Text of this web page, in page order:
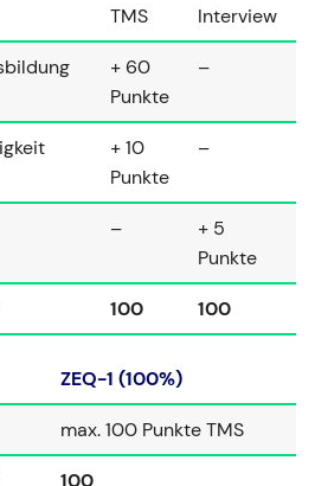
TMS
Interview
+ 60
Punkte
–
+ 10
Punkte
–
–
+ 5
Punkte
100 100
ZEQ-1 (100%)
max. 100 Punkte TMS
100